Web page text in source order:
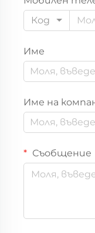
панделки
търговия на
Код
Име
Име на
Съобщение